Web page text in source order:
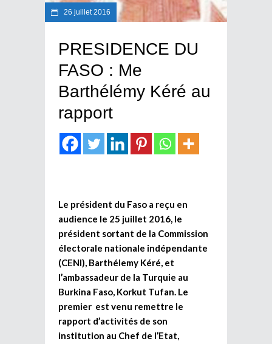
26 juillet 2016
PRESIDENCE DU
FASO : Me
Barthélémy Kéré au
rapport
Le président du Faso a reçu en
audience le 25 juillet 2016, le
président sortant de la Commission
électorale nationale indépendante
(CENI), Barthélemy Kéré, et
l’ambassadeur de la Turquie au
Burkina Faso, Korkut Tufan. Le
premier est venu remettre le
rapport d’activités de son
institution au Chef de l’Etat,